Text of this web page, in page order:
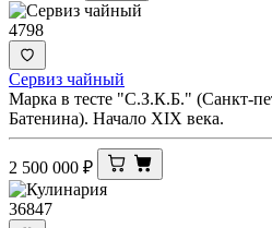
4798
Сервиз чайный
Марка в тесте "С.З.К.Б." (Санкт-
Батенина). Начало XIX века.
2 500 000 ₽
36847